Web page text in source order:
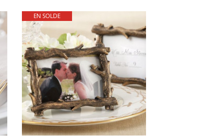
Détails Panier
EN SOLDE